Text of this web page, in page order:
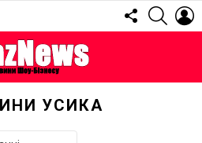
FOLLOW
US
УСИКА